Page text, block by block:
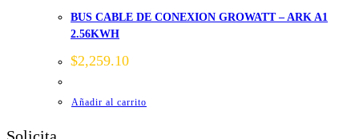
BUS CABLE DE CONEXION GROWATT – ARK A1
2.56KWH
$2,259.10
Añadir al carrito